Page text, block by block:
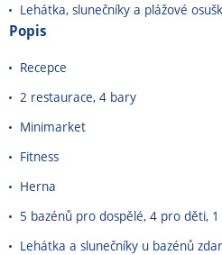
Lehátka, slunečníky a plážové
Popis
Recepce
2 restaurace, 4 bary
Minimarket
Fitness
Herna
5 bazénů pro dospělé, 4 pro děti,
Lehátka a slunečníky u bazénů